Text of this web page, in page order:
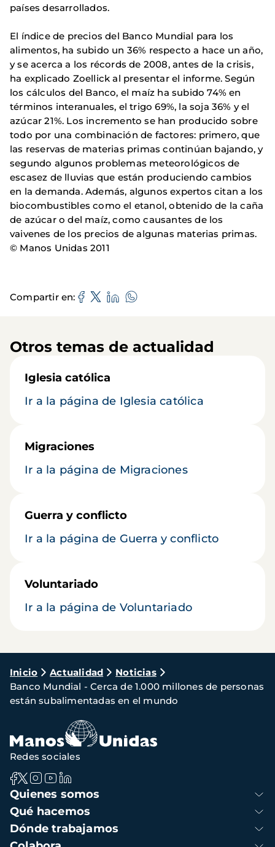
países desarrollados.
El índice de precios del Banco Mundial para los
alimentos, ha subido un 36% respecto a hace un año,
y se acerca a los récords de 2008, antes de la crisis,
ha explicado Zoellick al presentar el informe. Según
los cálculos del Banco, el maíz ha subido 74% en
términos interanuales, el trigo 69%, la soja 36% y el
azúcar 21%. Los incremento se han producido sobre
todo por una combinación de factores: primero, que
las reservas de materias primas continúan bajando, y
segundo algunos problemas meteorológicos de
escasez de lluvias que están produciendo cambios
en la demanda. Además, algunos expertos citan a los
biocombustibles como el etanol, obtenido de la caña
de azúcar o del maíz, como causantes de los
vaivenes de los precios de algunas materias primas.
© Manos Unidas 2011
Compartir en
Otros temas de actualidad
Iglesia católica
Ir a la página de Iglesia católica
Migraciones
Ir a la página de Migraciones
Guerra y conflicto
Ir a la página de Guerra y conflicto
Voluntariado
Ir a la página de Voluntariado
Ruta
de
navegación
Inicio Actualidad
Noticias
Banco Mundial - Cerca de 1.000 millones de personas
están subalimentadas en el mundo
Navegación
principal
Quienes somos
Qué hacemos
Dónde trabajamos
Redes sociales